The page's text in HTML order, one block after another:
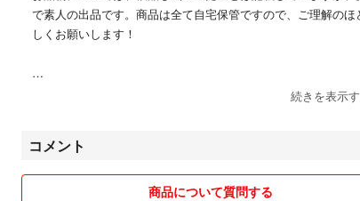
で素人の出品です。商品は全て自宅保管ですので、ご理解のほ
しくお願いします！
続きを表示
コメント
商品について質問する